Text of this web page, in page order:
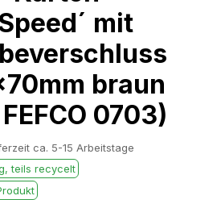
mit
braun
0703)
ca. 5-15 Arbeitstage
teils recycelt